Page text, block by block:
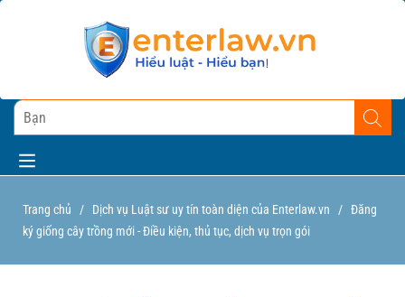
Trang chủ / Dịch vụ Luật sư uy tín toàn diện của Enterlaw.vn / Đăng
ký giống cây trồng mới - Điều kiện, thủ tục, dịch vụ trọn gói